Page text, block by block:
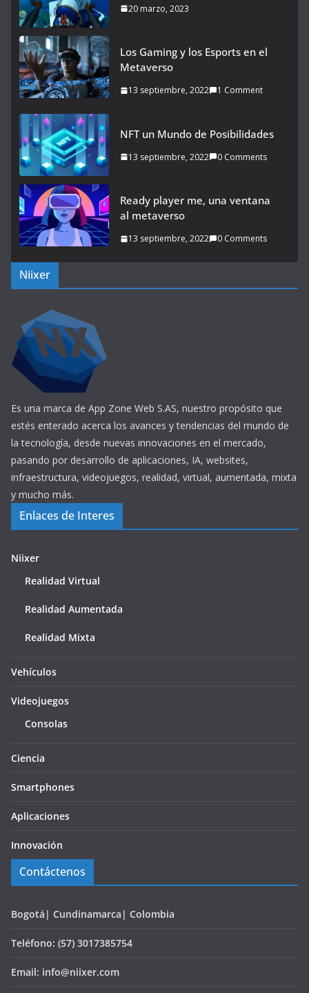
20 marzo, 2023
Los Gaming y los Esports en el
Metaverso
13 septiembre, 2022 1 Comment
NFT un Mundo de Posibilidades
13 septiembre, 2022 0 Comments
Ready player me, una ventana
al metaverso
13 septiembre, 2022 0 Comments
Niixer
Es una marca de App Zone Web S.AS, nuestro propósito que
estés enterado acerca los avances y tendencias del mundo de
la tecnología, desde nuevas innovaciones en el mercado,
pasando por desarrollo de aplicaciones, IA, websites,
infraestructura, videojuegos, realidad, virtual, aumentada, mixta
y mucho más.
Enlaces de Interes
Niixer
Realidad Virtual
Realidad Aumentada
Realidad Mixta
Vehículos
Videojuegos
Consolas
Ciencia
Smartphones
Aplicaciones
Innovación
Contáctenos
Bogotá| Cundinamarca| Colombia
Teléfono: (57) 3017385754
Email: info@niixer.com